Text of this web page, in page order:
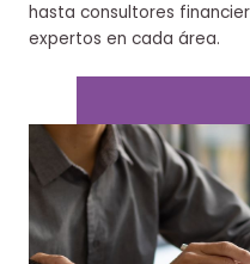
hasta consultores
expertos en cada área.